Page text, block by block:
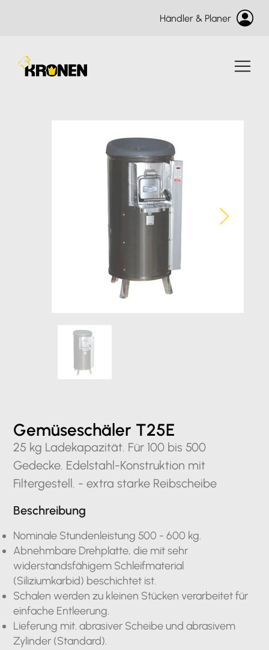
Händler & Planer
Gemüseschäler T25E
25 kg Ladekapazität. Für 100 bis 500
Gedecke. Edelstahl-Konstruktion mit
Filtergestell. - extra starke Reibscheibe
Beschreibung
Nominale Stundenleistung 500 - 600 kg.
Abnehmbare Drehplatte, die mit sehr
widerstandsfähigem Schleifmaterial
(Siliziumkarbid) beschichtet ist.
Schalen werden zu kleinen Stücken verarbeitet für
einfache Entleerung.
Lieferung mit. abrasiver Scheibe und abrasivem
Zylinder (Standard).